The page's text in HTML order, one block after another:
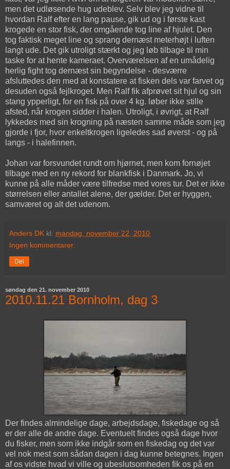
men det udløsende hug udeblev. Selv blev jeg vidne til
hvordan Ralf efter en lang pause, gik ud og i første kast
krogede en stor fisk, der omgående tog line af hjulet. Den
tog faktisk meget line og sprang dernæst meterhøjt i luften
langt ude. Det gik utroligt stærkt og jeg løb tilbage til min
taske for at hente kameraet. Overværelsen af en umådelig
herlig fight tog dernæst sin begyndelse - desværre
afsluttedes den med at konstatere at fisken dels var farvet og
desuden også fejlkroget. Men Ralf fik afprøvet sit hjul og sin
stang ypperligt, for en fisk på over 4 kg. løber ikke stille
afsted, når krogen sidder i halen. Utroligt, i øvrigt, at Ralf
lykkedes med sin krogning på næsten samme måde som jeg
gjorde i fjor, hvor enkeltkrogen ligeledes sad øverst - og på
langs - i halefinnen.
Johan var forsvundet rundt om hjørnet, men kom fornøjet
tilbage med en ny rekord for blankfisk i Danmark. Jo, vi
kunne på alle måder være tilfredse med vores tur. Det er ikke
størrelsen eller antallet alene, der gælder. Det er hyggen,
samværet og alt det udenom.
Anders DK kl. mandag, november 22, 2010
Ingen kommentarer:
Del
søndag den 21. november 2010
2010.11.21 Bornholm, dag 3
Der findes almindelige dage, arbejdsdage, fiskedage og så
er der alle de andre dage. Eventuelt findes også dage hvor
du fisker, men som ikke indgår som en fiskedag og det var
vel nok mest som sådan dagen i dag kunne betegnes. Ingen
af os vidste hvad vi ville og ubeslutsomheden fik os på en